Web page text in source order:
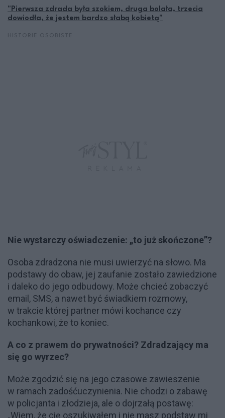
"Pierwsza zdrada była szokiem, druga bolała, trzecia
dowiodła, że jestem bardzo słabą kobietą"
Nie wystarczy oświadczenie: „to już skończone”?
Osoba zdradzona nie musi uwierzyć na słowo. Ma
podstawy do obaw, jej zaufanie zostało zawiedzione
i daleko do jego odbudowy. Może chcieć zobaczyć
email, SMS, a nawet być świadkiem rozmowy,
w trakcie której partner mówi kochance czy
kochankowi, że to koniec.
A co z prawem do prywatności? Zdradzający ma
się go wyrzec?
Może zgodzić się na jego czasowe zawieszenie
w ramach zadośćuczynienia. Nie chodzi o zabawę
w policjanta i złodzieja, ale o dojrzałą postawę:
„Wiem, że cię oszukiwałem i nie masz podstaw mi